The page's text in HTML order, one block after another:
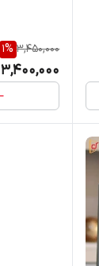
3,450,000
1%
3,400,000